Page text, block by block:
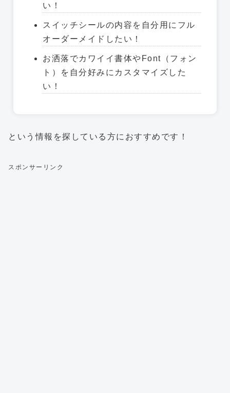
い！
スイッチシールの内容を自分用にフル
オーダーメイドしたい！
お洒落でカワイイ書体やFont（フォン
ト）を自分好みにカスタマイズした
い！
という情報を探している方におすすめです！
スポンサーリンク